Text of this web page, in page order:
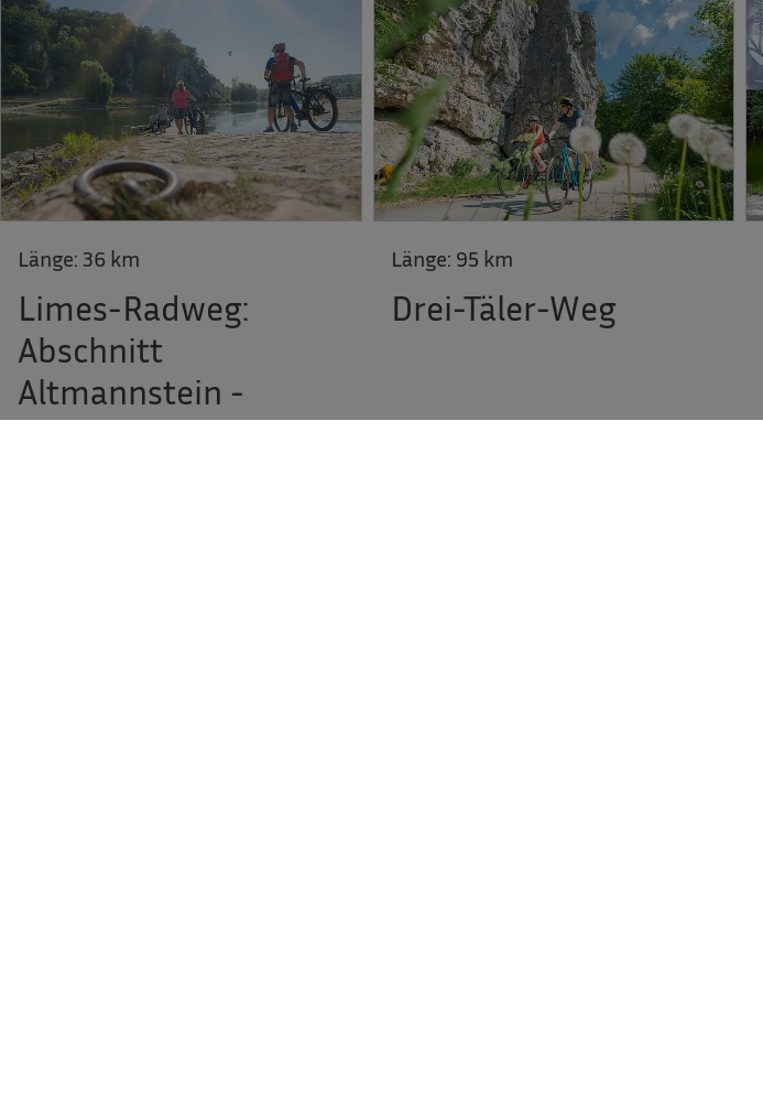
Länge: 36 km
Limes-Radweg:
Abschnitt
Altmannstein -
Kelheim
Länge: 95 km
Drei-Täler-Weg